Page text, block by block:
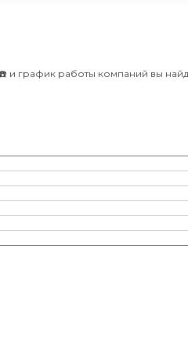
и график работы компаний вы